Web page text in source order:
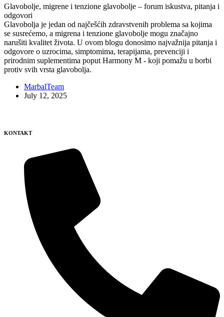
Glavobolje, migrene i tenzione glavobolje – forum iskustva, pitanja i
odgovori
Glavobolja je jedan od najčešćih zdravstvenih problema sa kojima
se susrećemo, a migrena i tenzione glavobolje mogu značajno
narušiti kvalitet života. U ovom blogu donosimo najvažnija pitanja i
odgovore o uzrocima, simptomima, terapijama, prevenciji i
prirodnim suplementima poput Harmony M - koji pomažu u borbi
protiv svih vrsta glavobolja.
MarbalTeam
July 12, 2025
KONTAKT